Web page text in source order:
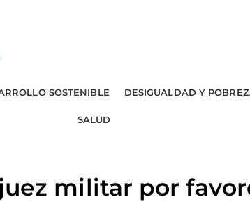
SOSTENIBLE DESIGUALDAD Y
SALUD
militar por